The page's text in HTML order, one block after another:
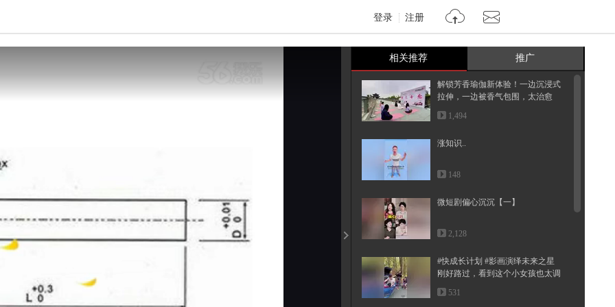
登录 注册
相关推荐 推广
解锁芳香瑜伽新体验！一边沉浸式
拉伸，一边被香气包围，太治愈
啦！...
1,494
涨知识..
148
微短剧偏心沉沉【一】
2,128
#快成长计划 #影画演绎未来之星
刚好路过，看到这个小女孩也太调
皮...
531